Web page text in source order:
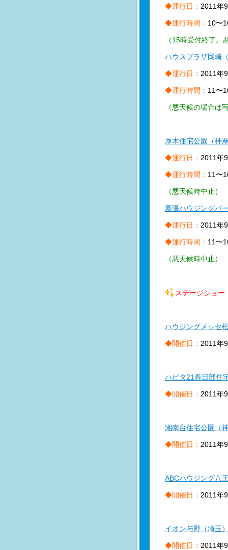
◆運行日： 2011年
◆運行時間： 10〜
（15時受付終了
ハウスプラザ岡崎
◆運行日： 2011年
◆運行時間： 11〜
（悪天候の場合は
厚木住宅公園（神
◆運行日： 2011年
◆運行時間： 11〜
（悪天候時中止）
幕張ハウジングパ
◆運行日： 2011年
◆運行時間： 11〜
（悪天候時中止）
ステージショー
ハウジングメッセ
◆開催日： 2011年
ハビタ21春日部住
◆開催日： 2011年
湘南台住宅公園（
◆開催日： 2011年
ABCハウジング八
◆開催日： 2011年
イオン与野（埼玉
◆開催日： 2011年